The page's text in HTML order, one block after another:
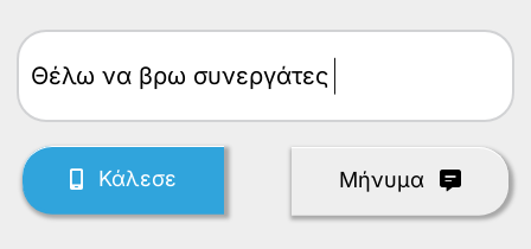
Θέλω
Κάλεσε Mήνυμα